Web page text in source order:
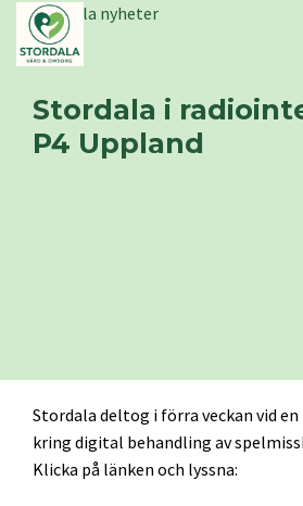
Stordala nyheter
Stordala i
P4 Uppland
Stordala deltog i förra veckan vid
kring digital behandling av
Klicka på länken och lyssna: